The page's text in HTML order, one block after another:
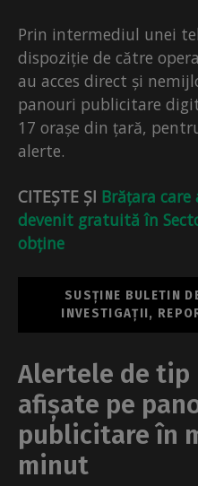
Prin intermediul unei
dispoziție de către
au acces direct și
panouri publicitare
17 orașe din țară,
alerte.
CITEȘTE ȘI Brățara
devenit gratuită în
obține
SUSȚINE BULETIN
INVESTIGAȚII,
Alertele de tip
afișate pe
publicitare în
minut